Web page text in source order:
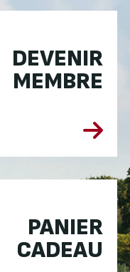
DEVENIR
MEMBRE
PANIER
CADEAU